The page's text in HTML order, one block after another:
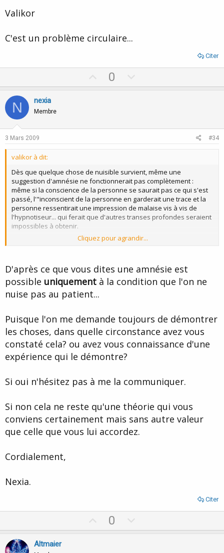
Valikor
C'est un problème circulaire...
Citer
p
0
o
N nexia
Membre
3 Mars 2009 #34
valikor à dit:
Dès que quelque chose de nuisible survient, même une
suggestion d'amnésie ne fonctionnerait pas complètement :
même si la conscience de la personne se saurait pas ce qui s'est
passé, l'"inconscient de la personne en garderait une trace et la
personne ressentirait une impression de malaise vis à vis de
l'hypnotiseur... qui ferait que d'autres transes profondes seraient
impossibles à obtenir.
Cliquez pour agrandir...
D'après ce que vous dites une amnésie est
possible uniquement à la condition que l'on ne
nuise pas au patient...
Puisque l'on me demande toujours de démontrer
les choses, dans quelle circonstance avez vous
constaté cela? ou avez vous connaissance d'une
expérience qui le démontre?
Si oui n'hésitez pas à me la communiquer.
Si non cela ne reste qu'une théorie qui vous
conviens certainement mais sans autre valeur
que celle que vous lui accordez.
Cordialement,
Nexia.
Citer
p
0
o
Altmaier